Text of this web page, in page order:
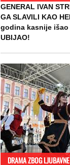
GENERAL IVAN
GA SLAVILI KAO
godina kasnije
UBIJAO!
DRAMA ZBOG